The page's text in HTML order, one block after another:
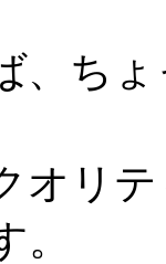
、ち
オリ